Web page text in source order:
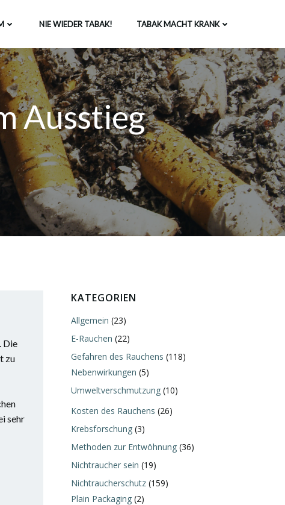
NIE WIEDER TABAK! TABAK MACHT KRANK
Ausstieg
Die
zu
sehr
KATEGORIEN
Allgemein (23)
E-Rauchen (22)
Gefahren des Rauchens (118)
Nebenwirkungen (5)
Umweltverschmutzung (10)
Kosten des Rauchens (26)
Krebsforschung (3)
Methoden zur Entwöhnung (36)
Nichtraucher sein (19)
Nichtraucherschutz (159)
Plain Packaging (2)